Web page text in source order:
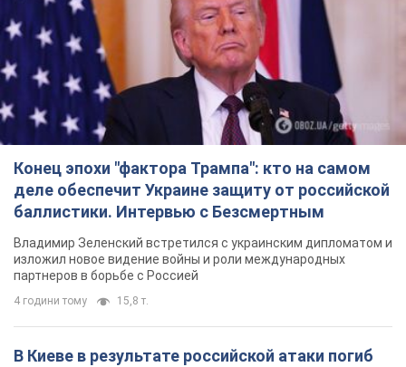
Конец эпохи "фактора Трампа": кто на самом
деле обеспечит Украине защиту от российской
баллистики. Интервью с Безсмертным
Владимир Зеленский встретился с украинским дипломатом и
изложил новое видение войны и роли международных
партнеров в борьбе с Россией
4 години тому 15,8 т.
В Киеве в результате российской атаки погиб